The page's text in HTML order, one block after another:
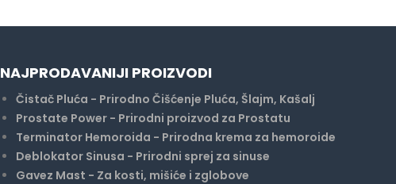
NAJPRODAVANIJI PROIZVODI
Čistač Pluća - Prirodno Čišćenje Pluća, Šlajm, Kašalj
Prostate Power - Prirodni proizvod za Prostatu
Terminator Hemoroida - Prirodna krema za hemoroide
Deblokator Sinusa - Prirodni sprej za sinuse
Gavez Mast - Za kosti, mišiće i zglobove